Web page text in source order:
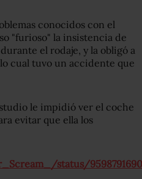
conocidos con el
"furioso" la insistencia de
el rodaje, y la obligó a
cual tuvo un accidente que
le impidió ver el coche
evitar que ella los
status/